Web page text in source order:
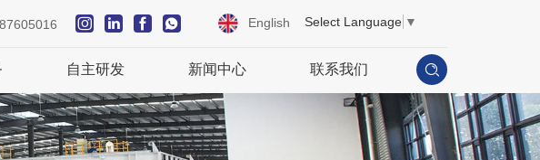
Select Language ▼
English
自主研发 新闻中心 联系我们